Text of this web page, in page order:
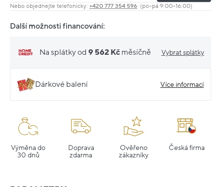
Nebo objednejte telefonicky: +420 777 354 596 (po–pá 9:00–16:00)
Další možnosti financování:
Na splátky od 9 562 Kč měsíčně Vybrat splátky
Dárkové balení Více informací
Výměna do
30 dnů
Doprava
zdarma
Ověřeno
zákazníky
Česká firma